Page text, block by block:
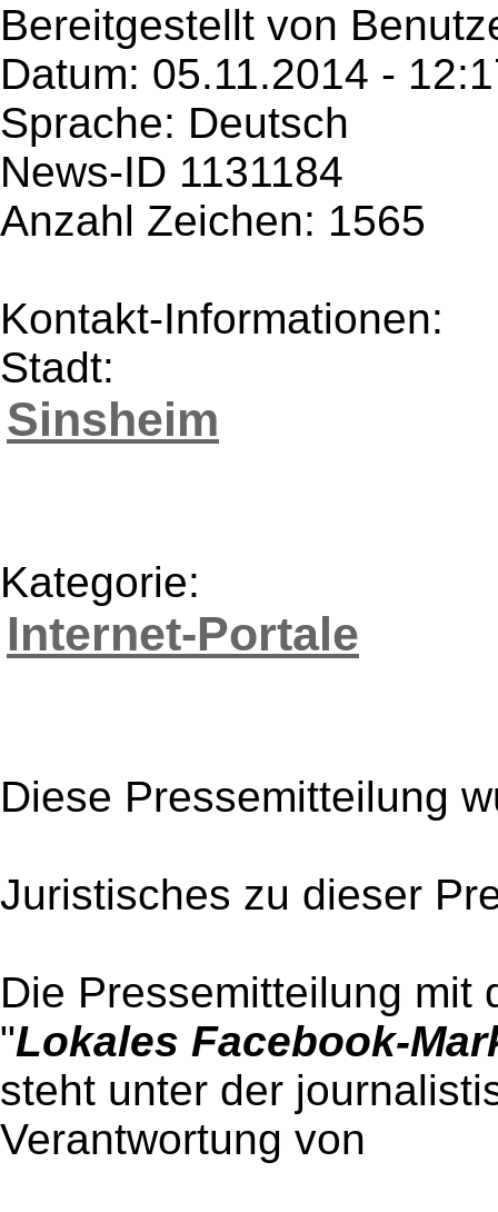
Bereitgestellt von
Datum: 05.11.2014 -
Sprache: Deutsch
News-ID 1131184
Anzahl Zeichen: 1565
Kontakt-Informationen:
Stadt:
Sinsheim
Kategorie:
Internet-Portale
Diese Pressemitteilung
Juristisches zu dieser
Die Pressemitteilung mit
"Lokales Facebook-
steht unter der
Verantwortung von